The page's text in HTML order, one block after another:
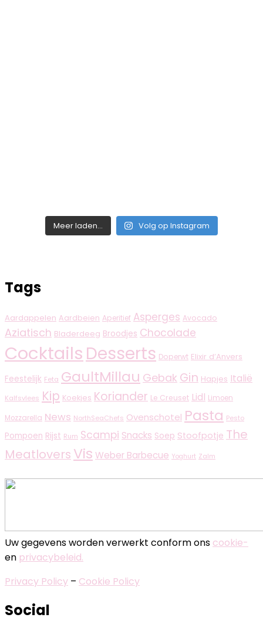
Meer laden... Volg op Instagram
Tags
Aardappelen Aardbeien Aperitief Asperges Avocado
Aziatisch Bladerdeeg Broodjes Chocolade
Cocktails Desserts Doperwt Elixir d’Anvers
Feestelijk Feta GaultMillau Gebak Gin Hapjes Italië
Kalfsvlees Kip Koekjes Koriander Le Creuset Lidl Limoen
Mozzarella News NorthSeaChefs Ovenschotel Pasta Pesto
Pompoen Rijst Rum Scampi Snacks Soep Stoofpotje The
Meatlovers Vis Weber Barbecue Yoghurt Zalm
Uw gegevens worden verwerkt conform ons cookie-
en privacybeleid.
Privacy Policy – Cookie Policy
Social